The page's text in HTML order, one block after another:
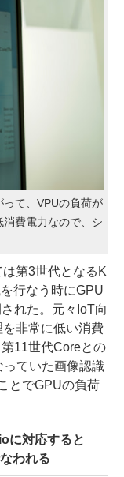
て、VPUの負荷が
費電力なので、シ
第3世代となるK
行なう時にGPU
れた。元々IoT向
非常に低い消費
11世代Coreとの
ていた画像認識
とでGPUの負荷
に対応すると
われる